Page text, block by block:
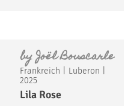
byJoël Bouscarle
Frankreich Luberon
2025
Lila Rose